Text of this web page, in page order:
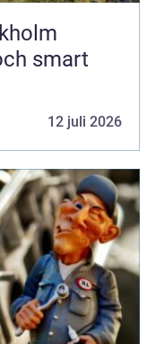
smart
12 juli 2026